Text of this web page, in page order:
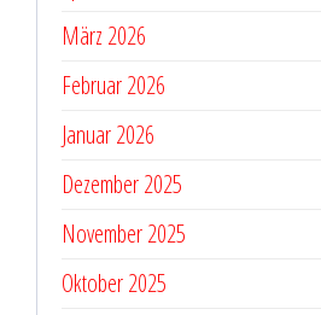
März 2026
Februar 2026
Januar 2026
Dezember 2025
November 2025
Oktober 2025